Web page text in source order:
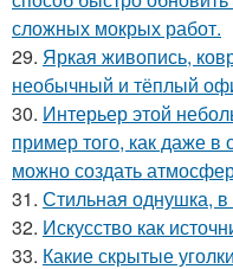
сложных мокрых работ.
29. Яркая живопись,
необычный и тёплый
30. Интерьер этой
пример того, как даже в
можно создать
31. Стильная однушка, в
32. Искусство как
33. Какие скрытые